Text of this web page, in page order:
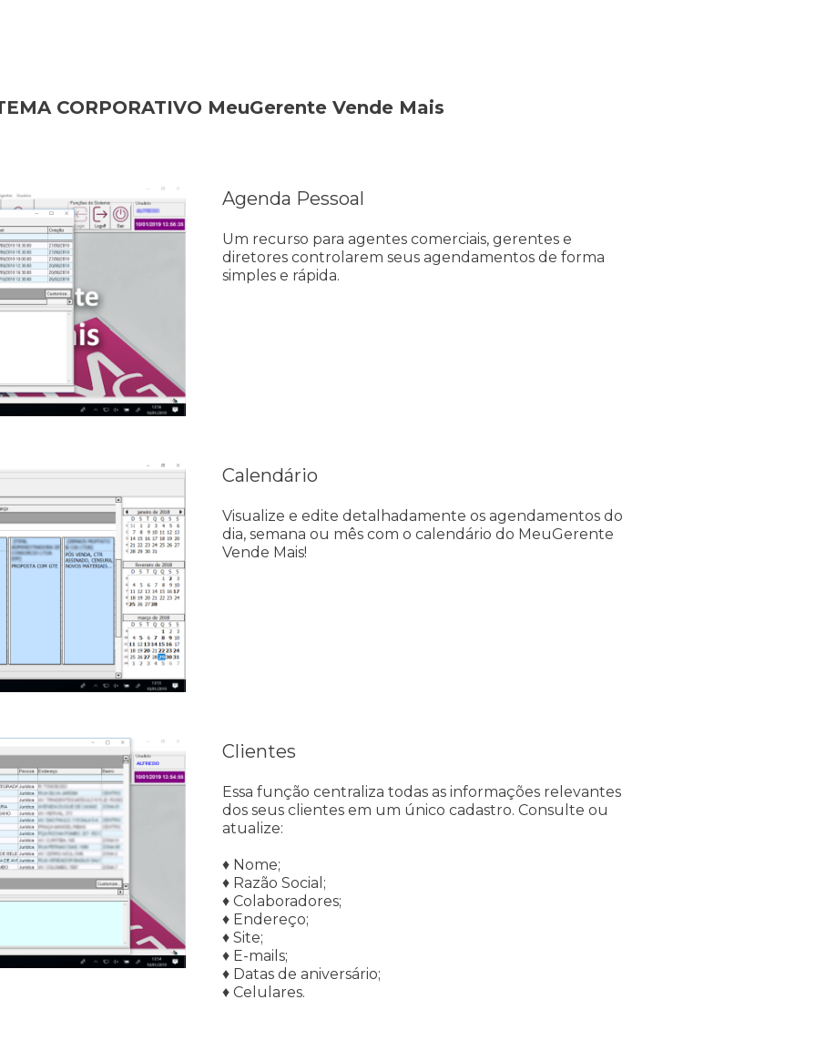
CORPORATIVO MeuGerente Vende Mais
Agenda Pessoal
Um recurso para agentes comerciais, gerentes e
diretores controlarem seus agendamentos de forma
simples e rápida.
Calendário
Visualize e edite detalhadamente os agendamentos do
dia, semana ou mês com o calendário do MeuGerente
Vende Mais!
Clientes
Essa função centraliza todas as informações relevantes
dos seus clientes em um único cadastro. Consulte ou
atualize:
♦ Nome;
♦ Razão Social;
♦ Colaboradores;
♦ Endereço;
♦ Site;
♦ E-mails;
♦ Datas de aniversário;
♦ Celulares.